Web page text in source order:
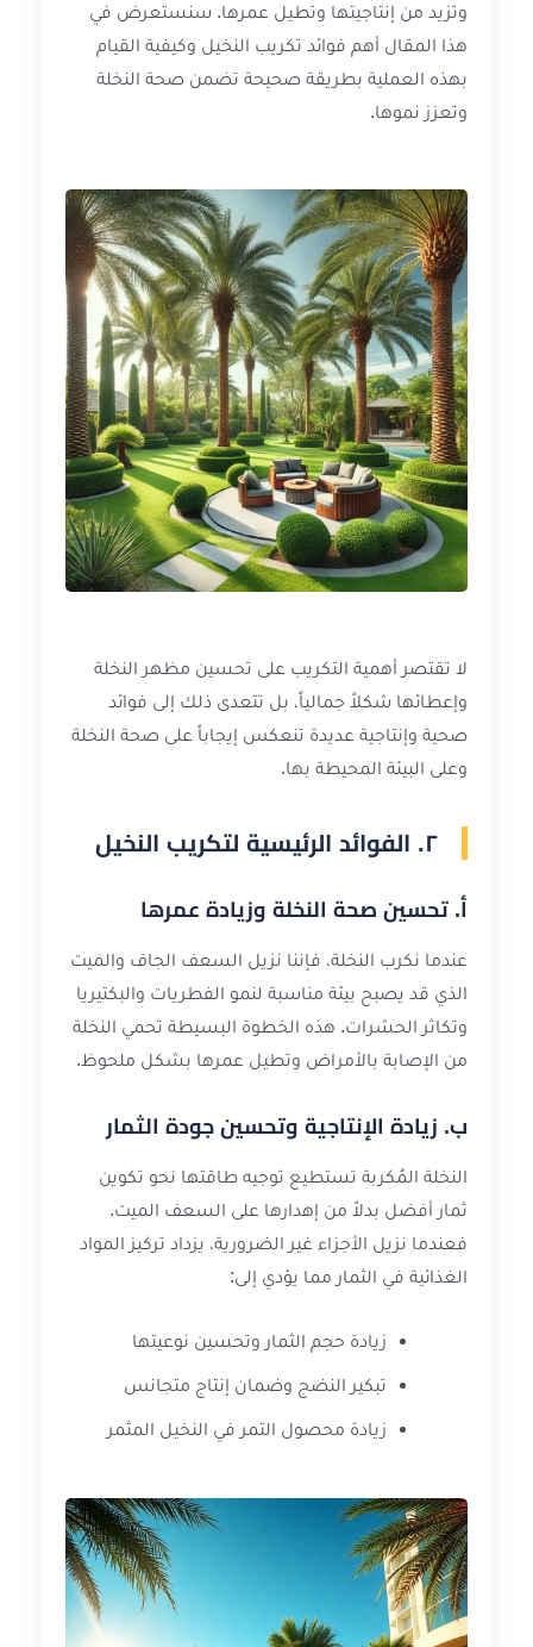
وتزيد من إنتاجيتها وتطيل عمرها. سنستعرض في
هذا المقال أهم فوائد تكريب النخيل وكيفية القيام
بهذه العملية بطريقة صحيحة تضمن صحة النخلة
وتعزز نموها.
لا تقتصر أهمية التكريب على تحسين مظهر النخلة
وإعطائها شكلاً جمالياً، بل تتعدى ذلك إلى فوائد
صحية وإنتاجية عديدة تنعكس إيجاباً على صحة النخلة
وعلى البيئة المحيطة بها.
٢. الفوائد الرئيسية لتكريب النخيل
أ. تحسين صحة النخلة وزيادة عمرها
عندما نكرب النخلة، فإننا نزيل السعف الجاف والميت
الذي قد يصبح بيئة مناسبة لنمو الفطريات والبكتيريا
وتكاثر الحشرات. هذه الخطوة البسيطة تحمي النخلة
من الإصابة بالأمراض وتطيل عمرها بشكل ملحوظ.
ب. زيادة الإنتاجية وتحسين جودة الثمار
النخلة المُكربة تستطيع توجيه طاقتها نحو تكوين
ثمار أفضل بدلاً من إهدارها على السعف الميت.
فعندما نزيل الأجزاء غير الضرورية، يزداد تركيز المواد
الغذائية في الثمار مما يؤدي إلى:
زيادة حجم الثمار وتحسين نوعيتها
تبكير النضج وضمان إنتاج متجانس
زيادة محصول التمر في النخيل المثمر